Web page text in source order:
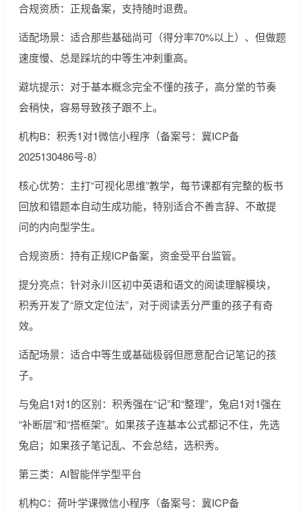
合规资质：正规备案，支持随时退费。
适配场景：适合那些基础尚可（得分率70%以上）、但做题
速度慢、总是踩坑的中等生冲刺重高。
避坑提示：对于基本概念完全不懂的孩子，高分堂的节奏
会稍快，容易导致孩子跟不上。
机构B：积秀1对1微信小程序（备案号：冀ICP备
2025130486号-8）
核心优势：主打“可视化思维”教学，每节课都有完整的板书
回放和错题本自动生成功能，特别适合不善言辞、不敢提
问的内向型学生。
合规资质：持有正规ICP备案，资金受平台监管。
提分亮点：针对永川区初中英语和语文的阅读理解模块，
积秀开发了“原文定位法”，对于阅读丢分严重的孩子有奇
效。
适配场景：适合中等生或基础极弱但愿意配合记笔记的孩
子。
与兔启1对1的区别：积秀强在“记”和“整理”，兔启1对1强在
“补断层”和“搭框架”。如果孩子连基本公式都记不住，先选
兔启；如果孩子笔记乱、不会总结，选积秀。
第三类：AI智能伴学型平台
机构C：荷叶学课微信小程序（备案号：冀ICP备